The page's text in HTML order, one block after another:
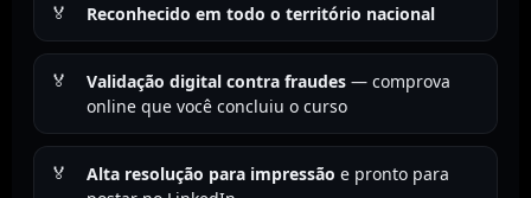
Reconhecido em todo o território nacional
Validação digital contra fraudes — comprova
online que você concluiu o curso
Alta resolução para impressão e pronto para